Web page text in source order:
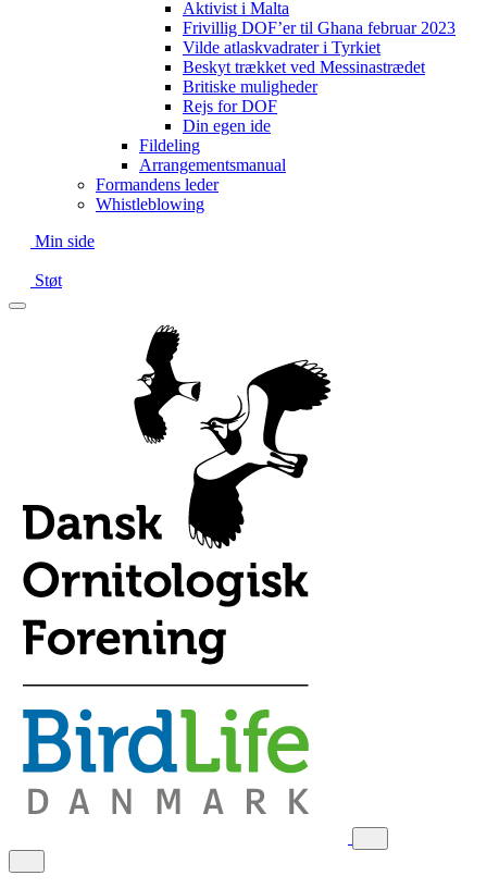
Aktivist i Malta
Frivillig DOF’er til Ghana februar 2023
Vilde atlaskvadrater i Tyrkiet
Beskyt trækket ved Messinastrædet
Britiske muligheder
Rejs for DOF
Din egen ide
Fildeling
Arrangementsmanual
Formandens leder
Whistleblowing
Min side
Støt